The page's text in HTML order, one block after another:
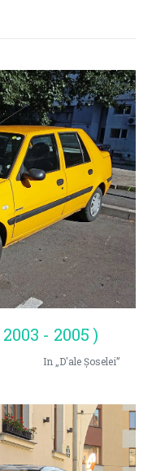
- 2005 )
In „D'ale Șoselei”